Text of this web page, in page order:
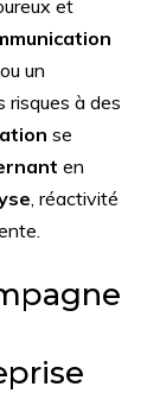
et
ou un
risques à des
se
en
, réactivité